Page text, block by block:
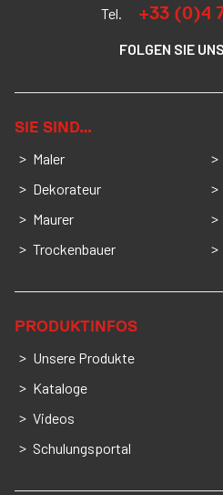
Tel.
+33 (0)4
FOLGEN SIE UNS
SIE SIND…
Maler
Dekorateur
Maurer
Trockenbauer
PRODUKTINFOS
Unsere Produkte
Kataloge
Videos
Schulungsportal